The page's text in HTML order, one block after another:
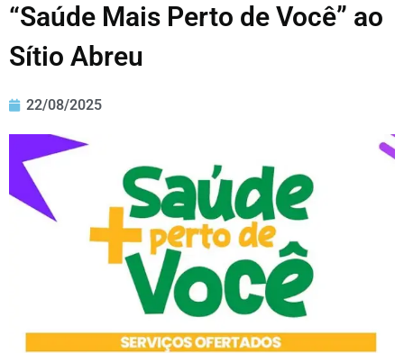
“Saúde Mais Perto de Você” ao
Sítio Abreu
22/08/2025